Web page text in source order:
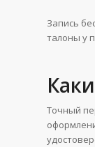
Запись
талоны у
Точный